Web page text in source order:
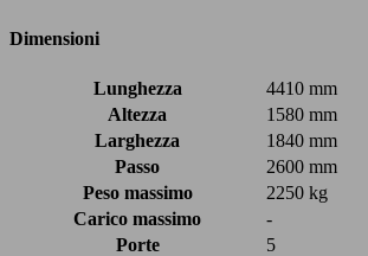
Dimensioni
Lunghezza
4410 mm
Altezza
1580 mm
Larghezza
1840 mm
Passo
2600 mm
Peso massimo
2250 kg
Carico massimo
-
Porte
5